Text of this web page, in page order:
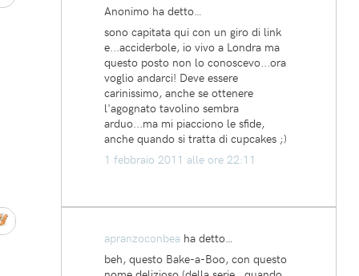
Anonimo ha detto…
sono capitata qui con un giro di link
e...acciderbole, io vivo a Londra ma
questo posto non lo conoscevo...ora
voglio andarci! Deve essere
carinissimo, anche se ottenere
l'agognato tavolino sembra
arduo...ma mi piacciono le sfide,
anche quando si tratta di cupcakes ;)
1 febbraio 2011 alle ore 22:11
apranzoconbea ha detto…
beh, questo Bake-a-Boo, con questo